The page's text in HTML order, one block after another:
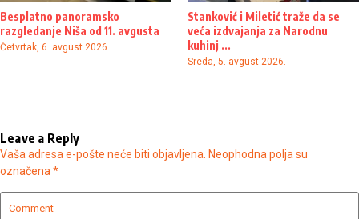
Besplatno panoramsko
razgledanje Niša od 11. avgusta
Četvrtak, 6. avgust 2026.
Stanković i Miletić traže da se
veća izdvajanja za Narodnu
kuhinj ...
Sreda, 5. avgust 2026.
Leave a Reply
Vaša adresa e-pošte neće biti objavljena. Neophodna polja su
označena*